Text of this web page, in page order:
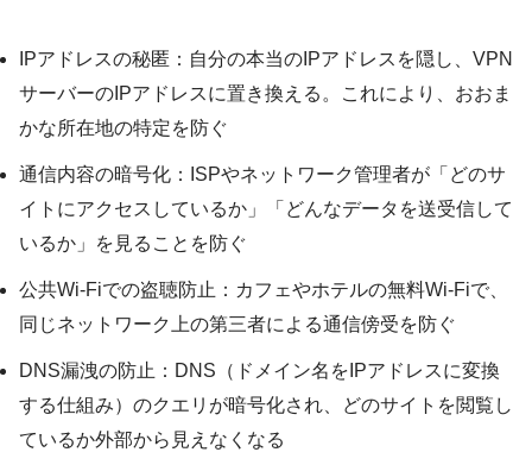
IPアドレスの秘匿：自分の本当のIPアドレスを隠し、VPN
サーバーのIPアドレスに置き換える。これにより、おおま
かな所在地の特定を防ぐ
通信内容の暗号化：ISPやネットワーク管理者が「どのサ
イトにアクセスしているか」「どんなデータを送受信して
いるか」を見ることを防ぐ
公共Wi-Fiでの盗聴防止：カフェやホテルの無料Wi-Fiで、
同じネットワーク上の第三者による通信傍受を防ぐ
DNS漏洩の防止：DNS（ドメイン名をIPアドレスに変換
する仕組み）のクエリが暗号化され、どのサイトを閲覧し
ているか外部から見えなくなる